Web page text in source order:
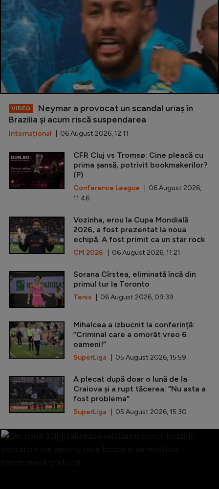
VIDEO
Neymar a provocat un scandal uriaș în
Brazilia și acum riscă suspendarea
Internațional | 06 August 2026, 12:11
CFR Cluj vs Tromsø: Cine pleacă cu
prima șansă, potrivit bookmakerilor?
(P)
Conference League | 06 August 2026,
11:46
Vozinha, erou la Cupa Mondială
2026, a fost prezentat la noua
echipă. A fost primit ca un star rock
CM 2026 | 06 August 2026, 11:21
Sorana Cîrstea, eliminată încă din
primul tur la Toronto
Tenis | 06 August 2026, 09:39
Mihalcea a izbucnit la conferință:
”Criminal care a omorât vreo 6
oameni!”
SuperLiga | 05 August 2026, 15:59
A plecat după doar o lună de la
Craiova și a rupt tăcerea: ”Nu asta a
fost problema”
SuperLiga | 05 August 2026, 15:30